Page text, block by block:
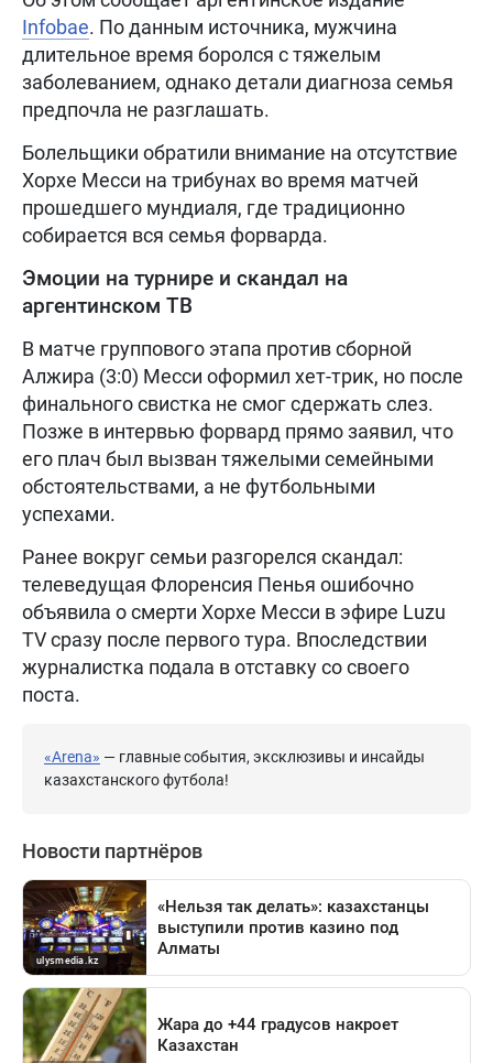
Infobae. По данным источника, мужчина
длительное время боролся с тяжелым
заболеванием, однако детали диагноза семья
предпочла не разглашать.
Болельщики обратили внимание на отсутствие
Хорхе Месси на трибунах во время матчей
прошедшего мундиаля, где традиционно
собирается вся семья форварда.
Эмоции на турнире и скандал на
аргентинском ТВ
В матче группового этапа против сборной
Алжира (3:0) Месси оформил хет-трик, но после
финального свистка не смог сдержать слез.
Позже в интервью форвард прямо заявил, что
его плач был вызван тяжелыми семейными
обстоятельствами, а не футбольными
успехами.
Ранее вокруг семьи разгорелся скандал:
телеведущая Флоренсия Пенья ошибочно
объявила о смерти Хорхе Месси в эфире Luzu
TV сразу после первого тура. Впоследствии
журналистка подала в отставку со своего
поста.
«Arena» — главные события, эксклюзивы и инсайды
казахстанского футбола!